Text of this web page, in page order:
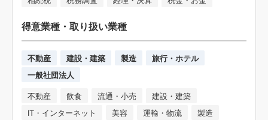
得意業種・取り扱い業種
不動産 建設・建築 製造
旅行・ホテル
一般社団法人
不動産 飲食 流通・小売
建設・建築
IT・インターネット
美容 運輸・物流
製造